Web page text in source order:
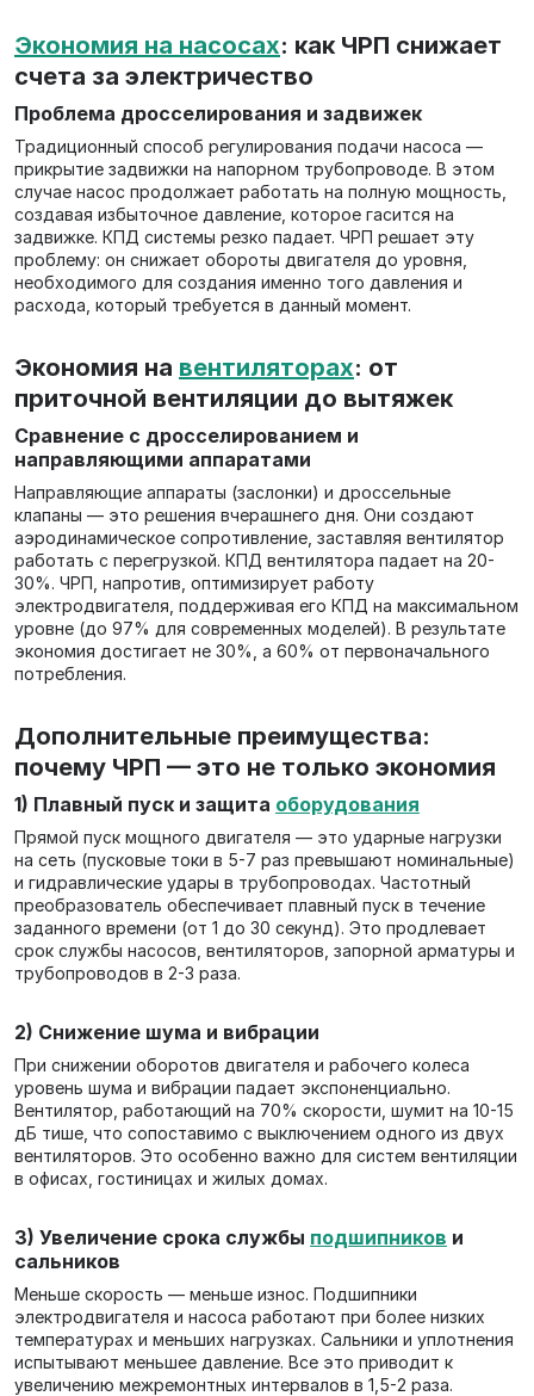
Экономия на насосах: как ЧРП снижает
счета за электричество
Проблема дросселирования и задвижек
Традиционный способ регулирования подачи насоса —
прикрытие задвижки на напорном трубопроводе. В этом
случае насос продолжает работать на полную мощность,
создавая избыточное давление, которое гасится на
задвижке. КПД системы резко падает. ЧРП решает эту
проблему: он снижает обороты двигателя до уровня,
необходимого для создания именно того давления и
расхода, который требуется в данный момент.
Экономия на вентиляторах: от
приточной вентиляции до вытяжек
Сравнение с дросселированием и
направляющими аппаратами
Направляющие аппараты (заслонки) и дроссельные
клапаны — это решения вчерашнего дня. Они создают
аэродинамическое сопротивление, заставляя вентилятор
работать с перегрузкой. КПД вентилятора падает на 20-
30%. ЧРП, напротив, оптимизирует работу
электродвигателя, поддерживая его КПД на максимальном
уровне (до 97% для современных моделей). В результате
экономия достигает не 30%, а 60% от первоначального
потребления.
Дополнительные преимущества:
почему ЧРП — это не только экономия
1) Плавный пуск и защита оборудования
Прямой пуск мощного двигателя — это ударные нагрузки
на сеть (пусковые токи в 5-7 раз превышают номинальные)
и гидравлические удары в трубопроводах. Частотный
преобразователь обеспечивает плавный пуск в течение
заданного времени (от 1 до 30 секунд). Это продлевает
срок службы насосов, вентиляторов, запорной арматуры и
трубопроводов в 2-3 раза.
2) Снижение шума и вибрации
При снижении оборотов двигателя и рабочего колеса
уровень шума и вибрации падает экспоненциально.
Вентилятор, работающий на 70% скорости, шумит на 10-15
дБ тише, что сопоставимо с выключением одного из двух
вентиляторов. Это особенно важно для систем вентиляции
в офисах, гостиницах и жилых домах.
3) Увеличение срока службы подшипников и
сальников
Меньше скорость — меньше износ. Подшипники
электродвигателя и насоса работают при более низких
температурах и меньших нагрузках. Сальники и уплотнения
испытывают меньшее давление. Все это приводит к
увеличению межремонтных интервалов в 1,5-2 раза.